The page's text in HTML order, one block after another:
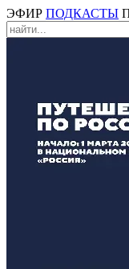
ЭФИР ПОДКАСТЫ